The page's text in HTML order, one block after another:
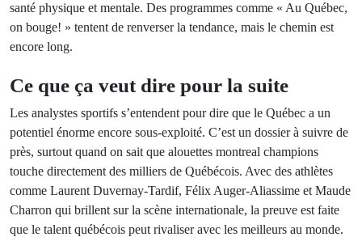
santé physique et mentale. Des programmes comme « Au Québec,
on bouge! » tentent de renverser la tendance, mais le chemin est
encore long.
Ce que ça veut dire pour la suite
Les analystes sportifs s’entendent pour dire que le Québec a un
potentiel énorme encore sous-exploité. C’est un dossier à suivre de
près, surtout quand on sait que alouettes montreal champions
touche directement des milliers de Québécois. Avec des athlètes
comme Laurent Duvernay-Tardif, Félix Auger-Aliassime et Maude
Charron qui brillent sur la scène internationale, la preuve est faite
que le talent québécois peut rivaliser avec les meilleurs au monde.